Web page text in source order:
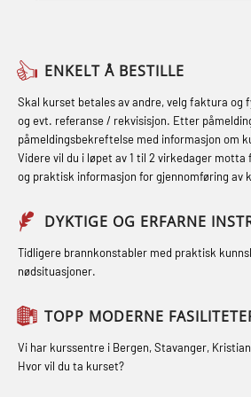
Fallsikring (FAR108)
Førstehjelp –
Førstehjelp grunnkurs
GOC sertifikat
GOC sertifikat
(MRC102)
oljearbeidere
GWO: BST –
Adaptive e-learning +
(MBSBLE021)
STCW kombi
og med.behandling
STCW Kombi
og Medisinsk
Webinar (MBS1341)
STCW Oppdatering
(MBS114)
STCW Medisinsk
STCW Medisinsk
oppdatering
inkl. brannslukning
Hjertestarter
Røykdykking
repetisjon (LFI105)
oppdrettsanlegg
Ulykkesgransking –
(LFI100)
ENKELT Å BESTILLE
Skal kurset betales av andre, velg faktura
og evt. referanse / rekvisisjon. Etter
påmeldingsbekreftelse med informasjon om
Videre vil du i løpet av 1 til 2 virkedager
og praktisk informasjon for gjennomføring av
DYKTIGE OG ERFARNE
Tidligere brannkonstabler med praktisk
nødsituasjoner.
TOPP MODERNE
Vi har kurssentre i Bergen, Stavanger,
Hvor vil du ta kurset?